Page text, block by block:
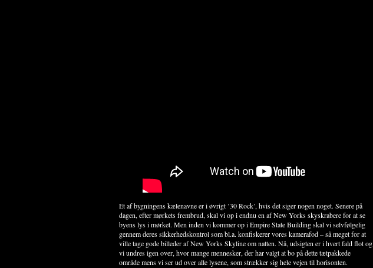
Et af bygningens kælenavne er i øvrigt ’30 Rock’, hvis det siger nogen noget. Senere på
dagen, efter mørkets frembrud, skal vi op i endnu en af New Yorks skyskrabere for at se
byens lys i mørket. Men inden vi kommer op i Empire State Building skal vi selvfølgelig
gennem deres sikkerhedskontrol som bl.a. konfiskerer vores kamerafod – så meget for at
ville tage gode billeder af New Yorks Skyline om natten. Nå, udsigten er i hvert fald flot og
vi undres igen over, hvor mange mennesker, der har valgt at bo på dette tætpakkede
område mens vi ser ud over alle lysene, som strækker sig hele vejen til horisonten.